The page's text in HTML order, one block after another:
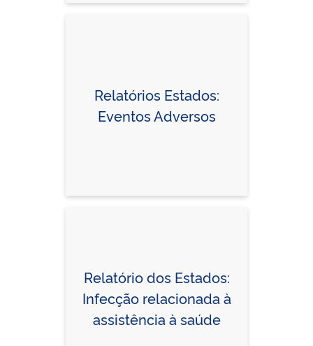
Relatórios Estados:
Eventos Adversos
Relatório dos Estados:
Infecção relacionada à
assistência à saúde